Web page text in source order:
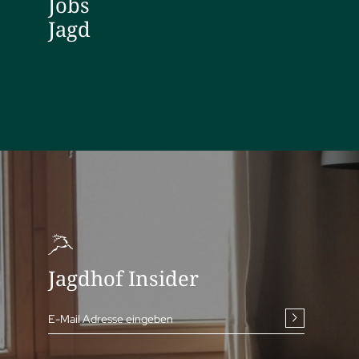
Jagd
Jagdhof Insider
E-Mail Adresse eingeben